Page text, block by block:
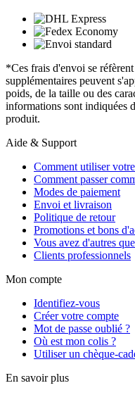
*Ces frais d'envoi se
supplémentaires peuvent
poids, de la taille ou des
informations sont indiquées
produit.
Aide & Support
Comment utiliser
Comment passer
Modes de paiement
Envoi et livraison
Politique de retour
Promotions et bons
Vous avez d'autres
Clients professionnels
Mon compte
Identifiez-vous
Créer votre compte
Mot de passe oublié ?
Où est mon colis ?
Utiliser un chèque-
En savoir plus